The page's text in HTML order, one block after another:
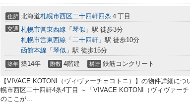
住所 北海道札幌市西区二十四軒四条 ４丁目
交通 札幌市営東西線 「 琴似 」駅 徒歩3分
札幌市営東西線 「 二十四軒 」駅 徒歩10分
函館本線 「 琴似 」駅 徒歩15分
築年 築14年 階数 4階建 構造 鉄筋コンクリート
【VIVACE KOTONI（ヴィヴァーチェコトニ）】の物件詳細につ
幌市西区二十四軒4条4丁目 ～「VIVACE KOTONI（ヴィヴァーチ
のここが...